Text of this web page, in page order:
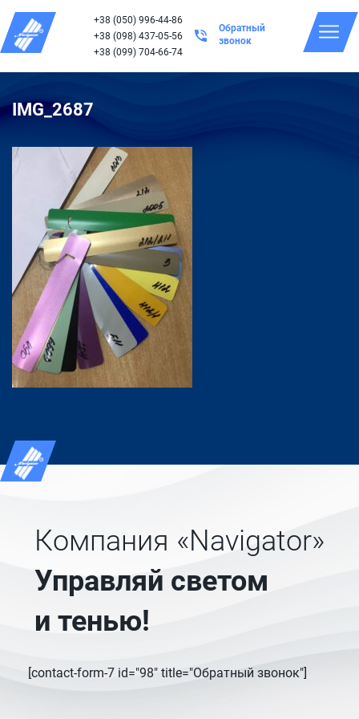
+38 (050) 996-44-86
+38 (098) 437-05-56
+38 (099) 704-66-74
Обратный
звонок
IMG_2687
Компания «Navigator»
Управляй светом
и тенью!
[contact-form-7 id="98" title="Обратный звонок"]